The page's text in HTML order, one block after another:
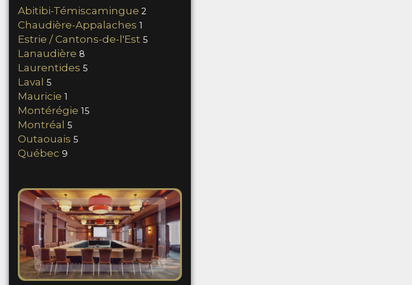
Abitibi-Témiscamingue 2
Chaudière-Appalaches 1
Estrie / Cantons-de-l'Est 5
Lanaudière 8
Laurentides 5
Laval 5
Mauricie 1
Montérégie 15
Montréal 5
Outaouais 5
Québec 9